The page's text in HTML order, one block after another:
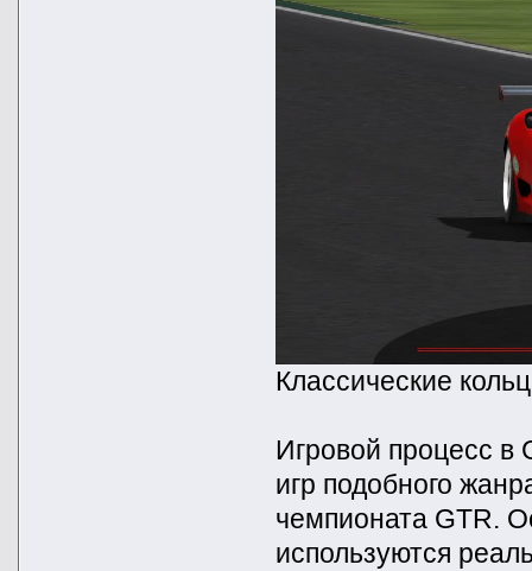
Классические
Игровой процесс в
игр подобного
чемпионата GTR.
используются